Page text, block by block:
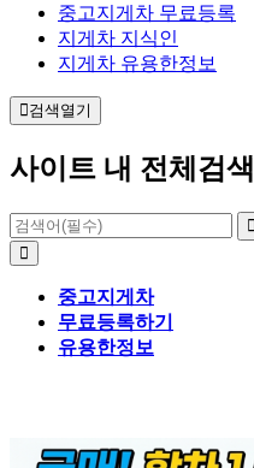
중고지게차 무료등록
지게차 지식인
지게차 유용한정보
검색열기
사이트 내 전체검색
중고지게차
무료등록하기
유용한정보